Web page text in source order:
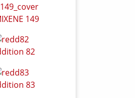
149
82
83